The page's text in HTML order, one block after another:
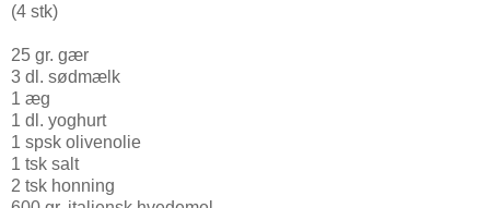
(4 stk)
25 gr. gær
3 dl. sødmælk
1 æg
1 dl. yoghurt
1 spsk olivenolie
1 tsk salt
2 tsk honning